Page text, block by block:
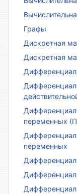
Графы
Дискретная
Дискретная
переменных
переменных